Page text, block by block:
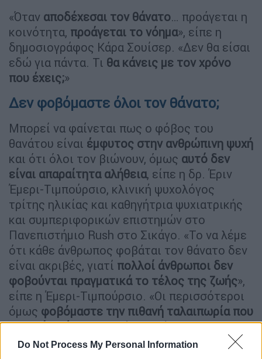
Do Not Process My Personal Information
«Όταν αποδέχεσαι τον θάνατο… προάγεται η
κοινότητα, προάγεται το νόημα», είπε η
δημοσιογράφος Κάρα Σουίσερ. «Δεν θα είσαι
εδώ για πάντα. Τι θα κάνεις με τον χρόνο
που έχεις;»
Δεν φοβόμαστε όλοι τον θάνατο;
Μπορεί να φαίνεται πως ο φόβος του
θανάτου είναι έμφυτος στην ανθρώπινη ψυχή
και ότι όλοι τον βιώνουν, όμως αυτό δεν
είναι απαραίτητα αλήθεια, είπε η δρ. Έριν
Έμερι-Τιμπούρσιο, κλινική ψυχολόγος
τρίτης ηλικίας και καθηγήτρια ψυχιατρικής
και συμπεριφορικών επιστημών στο
Πανεπιστήμιο Rush στο Σικάγο. «Το να λέμε
ότι κάθε άνθρωπος φοβάται τον θάνατο δεν
είναι ακριβές, γιατί πολλοί άνθρωποι δεν
φοβούνται πραγματικά το τέλος της ζωής»,
είπε η Έμερι-Τιμπούρσιο. «Οι περισσότεροι
όμως φοβόμαστε την πιθανή ταλαιπωρία που
μπορεί να έρθεικοντά στο τέλος».
Μέρος αυτού του φόβου μπορεί να